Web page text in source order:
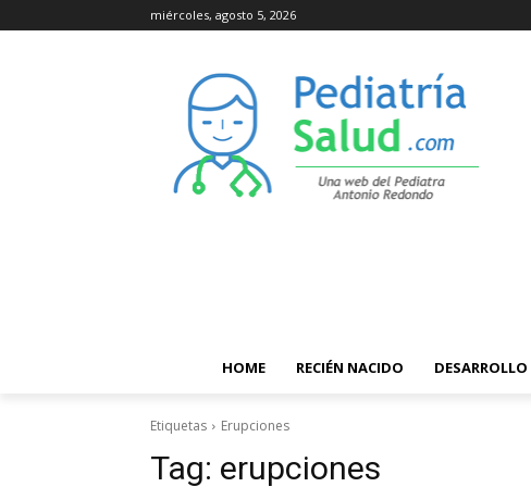
miércoles, agosto 5, 2026
HOME RECIÉN NACIDO DESARROLLO
Etiquetas Erupciones
Tag: erupciones